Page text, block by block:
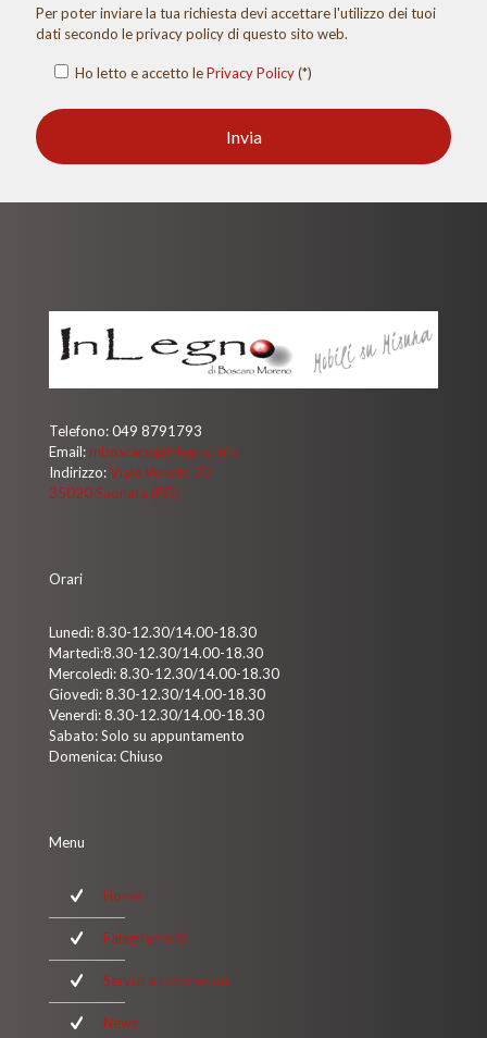
Per poter inviare la tua richiesta devi accettare l'utilizzo dei tuoi
dati secondo le privacy policy di questo sito web.
Ho letto e accetto lePrivacy Policy(*)
Telefono:049 8791793
Email: mboscaro@inlegno.info
Indirizzo:Viale Veneto 30
35020 Saonara (PD)
Orari
Lunedì: 8.30-12.30/14.00-18.30
Martedì:8.30-12.30/14.00-18.30
Mercoledì: 8.30-12.30/14.00-18.30
Giovedì: 8.30-12.30/14.00-18.30
Venerdì: 8.30-12.30/14.00-18.30
Sabato: Solo su appuntamento
Domenica: Chiuso
Menu
Home
Falegnameria
Servizi e Lavorazioni
News